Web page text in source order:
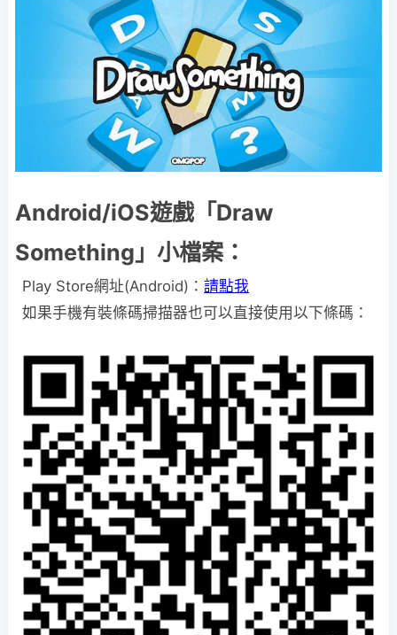
Android/iOS遊戲「Draw
Something」小檔案：
Play Store網址(Android)： 請點我
如果手機有裝條碼掃描器也可以直接使用以下條碼：